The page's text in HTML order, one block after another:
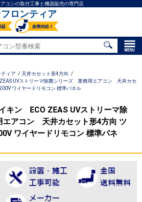
コンの取付工事と機器販売の専門店
ロンティア
ィア
天井カセット形4方向
UVストリーマ除菌シリーズ 業務用エアコン 天井カセ
ワイヤードリモコン 標準パネル
キン ECO ZEAS UVストリーマ除
アコン 天井カセット形4方向 ツ
ワイヤードリモコン 標準パネ